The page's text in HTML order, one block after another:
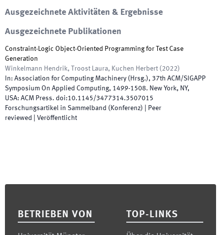
Ausgezeichnete Aktivitäten & Ergebnisse
Ausgezeichnete Publikationen
Constraint-Logic Object-Oriented Programming for Test Case
Generation
Winkelmann Hendrik, Troost Laura, Kuchen Herbert ( 2022)
In: Association for Computing Machinery ( Hrsg.), 37th ACM/SIGAPP
Symposium On Applied Computing, 1499-1508. New York, NY,
USA: ACM Press. doi:10.1145/3477314.3507015
Forschungsartikel in Sammelband (Konferenz) | Peer
reviewed
Veröffentlicht
BETRIEBEN VON TOP-LINKS